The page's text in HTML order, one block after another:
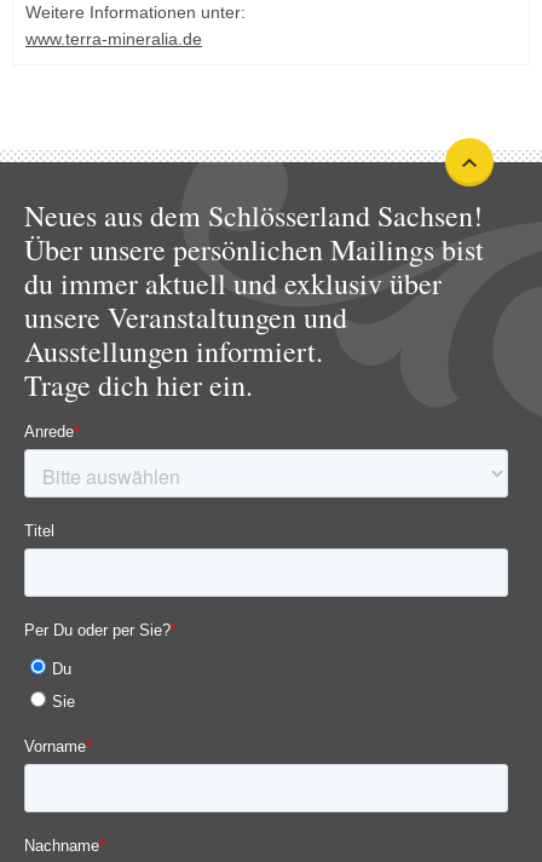
Weitere Informationen unter:
www.terra-mineralia.de
Neues aus dem Schlösserland Sachsen!
Über unsere persönlichen Mailings bist
du immer aktuell und exklusiv über
unsere Veranstaltungen und
Ausstellungen informiert.
Trage dich hier ein.